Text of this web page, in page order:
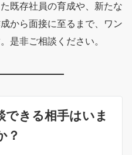
既存社員の育成や、新たな
から面接に至るまで、ワン
是非ご相談ください。
できる相手はいま
？